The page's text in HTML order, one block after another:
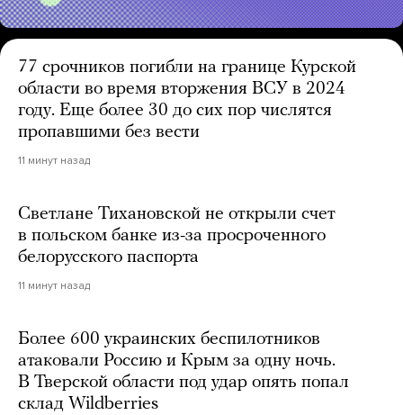
77 срочников погибли на границе Курской
области во время вторжения ВСУ в 2024
году. Еще более 30 до сих пор числятся
пропавшими без вести
11 минут назад
Светлане Тихановской не открыли счет
в польском банке из-за просроченного
белорусского паспорта
11 минут назад
Более 600 украинских беспилотников
атаковали Россию и Крым за одну ночь.
В Тверской области под удар опять попал
склад Wildberries